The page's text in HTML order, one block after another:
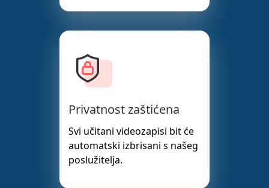
Privatnost zaštićena
Svi učitani videozapisi bit će
automatski izbrisani s našeg
poslužitelja.